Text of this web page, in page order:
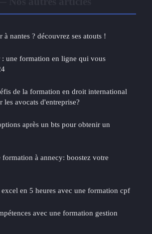
à nantes ? découvrez ses atouts !
une formation en ligne qui vous
de la formation en droit international
les avocats d'entreprise?
après un bts pour obtenir un
formation à annecy: boostez votre
en 5 heures avec une formation cpf
avec une formation gestion